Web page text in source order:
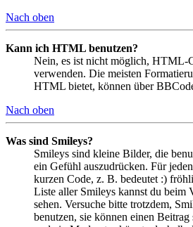
Nach oben
Kann ich HTML benutzen?
Nein, es ist nicht möglich, HTML-
verwenden. Die meisten
HTML bietet, können über
Nach oben
Was sind Smileys?
Smileys sind kleine Bilder, die
ein Gefühl auszudrücken. Für
kurzen Code, z. B. bedeutet :)
Liste aller Smileys kannst du beim
sehen. Versuche bitte trotzdem,
benutzen, sie können einen Beitrag